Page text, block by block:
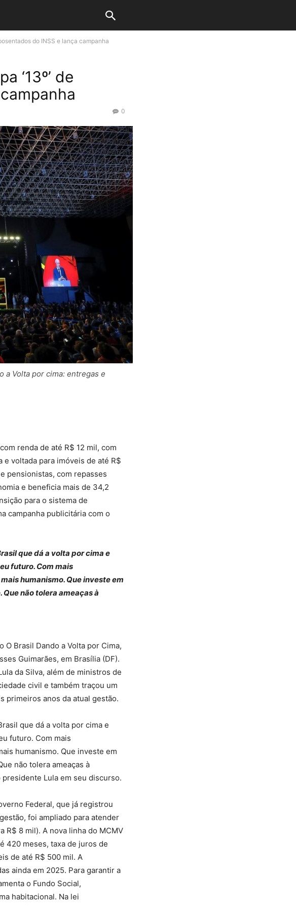
do INSS e lança campanha
‘13º’ de
0
a Volta por cima: entregas e
renda de até R$ 12 mil, com
voltada para imóveis de até R$
pensionistas, com repasses
e beneficia mais de 34,2
para o sistema de
campanha publicitária com o
que dá a volta por cima e
futuro. Com mais
humanismo. Que investe em
não tolera ameaças à
Brasil Dando a Volta por Cima,
Guimarães, em Brasília (DF).
da Silva, além de ministros de
civil e também traçou um
primeiros anos da atual gestão.
que dá a volta por cima e
futuro. Com mais
humanismo. Que investe em
não tolera ameaças à
presidente Lula em seu discurso.
Federal, que já registrou
foi ampliado para atender
R$ 8 mil). A nova linha do MCMV
420 meses, taxa de juros de
de até R$ 500 mil. A
ainda em 2025. Para garantir a
o Fundo Social,
habitacional. Na lei